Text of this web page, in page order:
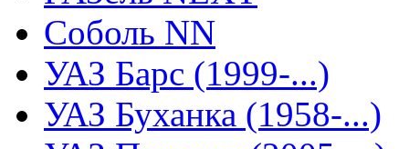
Соболь NN
УАЗ Барс (1999-...)
УАЗ Буханка (1958-...)